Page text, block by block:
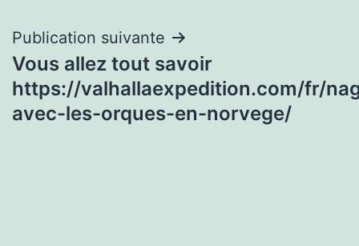
Publication suivante
Vous allez tout savoir
https://valhallaexpedition.com/fr/
avec-les-orques-en-norvege/